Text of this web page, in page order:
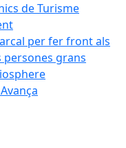
de Turisme
per fer front als
grans